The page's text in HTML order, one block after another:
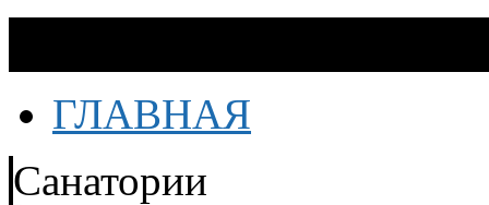
ГЛАВНАЯ
Санатории